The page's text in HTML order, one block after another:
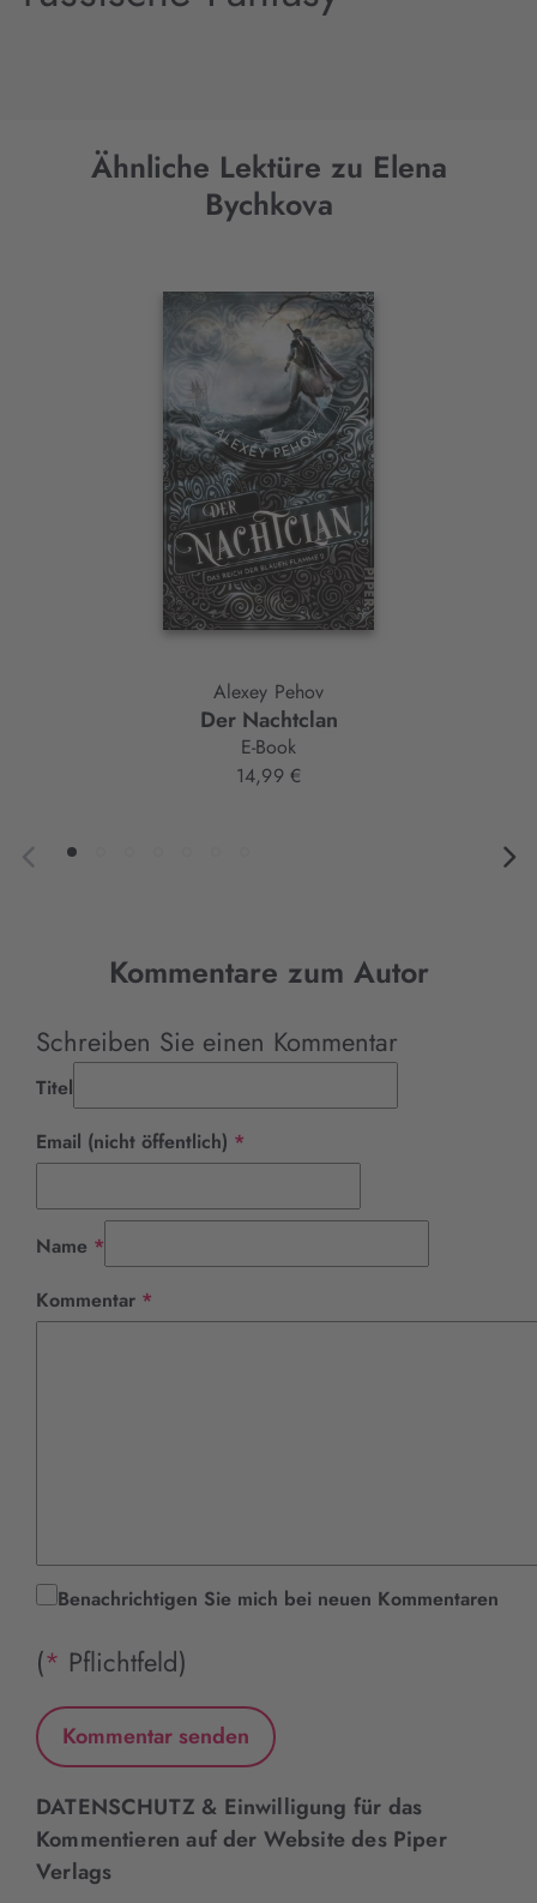
Ähnliche Lektüre zu Elena
Bychkova
Alexey Pehov
Der Nachtclan
E-Book
14,99 €
Kommentare zum Autor
Schreiben Sie einen Kommentar
Titel
Email (nicht öffentlich) *
Name *
Kommentar *
Benachrichtigen Sie mich bei neuen Kommentaren
(* Pflichtfeld)
DATENSCHUTZ & Einwilligung für das
Kommentieren auf der Website des Piper
Verlags